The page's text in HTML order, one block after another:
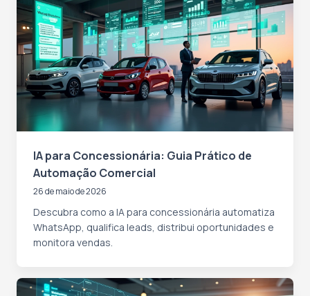
IA para Concessionária: Guia Prático de
Automação Comercial
26 de maio de 2026
Descubra como a IA para concessionária automatiza
WhatsApp, qualifica leads, distribui oportunidades e
monitora vendas.